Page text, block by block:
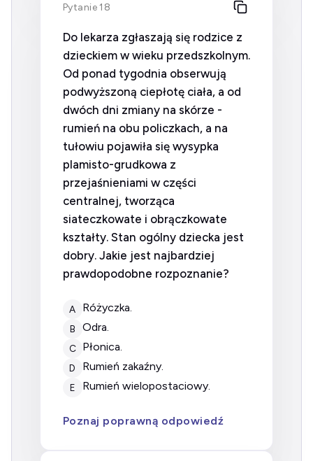
Pytanie 18
Do lekarza zgłaszają się rodzice z
dzieckiem w wieku przedszkolnym.
Od ponad tygodnia obserwują
podwyższoną ciepłotę ciała, a od
dwóch dni zmiany na skórze -
rumień na obu policzkach, a na
tułowiu pojawiła się wysypka
plamisto-grudkowa z
przejaśnieniami w części
centralnej, tworząca
siateczkowate i obrączkowate
kształty. Stan ogólny dziecka jest
dobry. Jakie jest najbardziej
prawdopodobne rozpoznanie?
A różyczka.
B odra.
C płonica.
D rumień zakaźny.
E rumień wielopostaciowy.
Poznaj poprawną odpowiedź